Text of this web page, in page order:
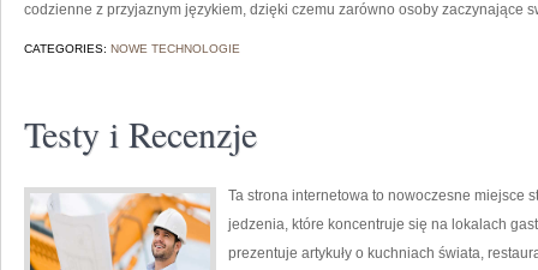
codzienne z przyjaznym językiem, dzięki czemu zarówno osoby zaczynające
CATEGORIES: NOWE TECHNOLOGIE
Testy i Recenzje
Ta strona internetowa to nowoczesne miejsce
jedzenia, które koncentruje się na lokalach
prezentuje artykuły o kuchniach świata,